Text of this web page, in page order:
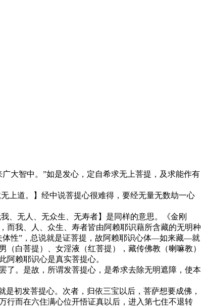
大智中。”如是发心，定自希求无上菩提，及求能作有
上道。】经中说菩提心很难得，要经无量无数劫一心
无人、无众生、无寿者】是同样的意思。《金刚
而我、人、众生、寿者皆由阿赖耶识藉所含藏的无明种
体性”，总说就是证菩提，故阿赖耶识心体—如来藏—就
白菩提）、女淫液（红菩提），藏传佛教（喇嘛教）
阿赖耶识心是真实菩提心。
。是故，所谓发菩提心，是希求去除无明遮障，使本
初发菩提心。次者，归依三宝以后，菩萨想要成佛，
行而在六住满心位开悟证真以后，进入第七住不退转